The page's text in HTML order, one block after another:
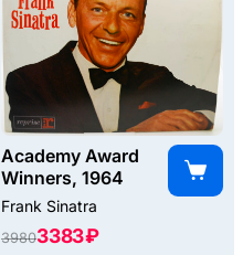
Academy Award
Winners, 1964
Frank Sinatra
39803383 ₽